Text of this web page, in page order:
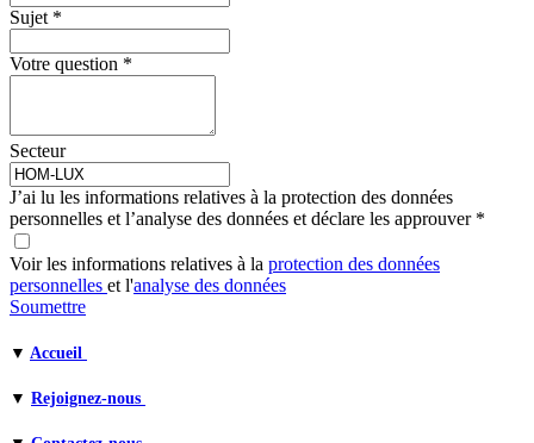
Sujet *
Votre question *
Secteur
J’ai lu les informations relatives à la protection des données
personnelles et l’analyse des données et déclare les approuver *
Voir les informations relatives à la protection des données
personnelles et l'analyse des données
Soumettre
▼ Accueil
▼ Rejoignez-nous